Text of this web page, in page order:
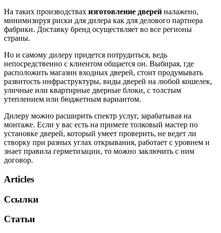
На таких производствах изготовление дверей налажено,
минимизируя риски для дилера как для делового партнера
фабрики. Доставку бренд осуществляет во все регионы
страны.
Но и самому дилеру придется потрудиться, ведь
непосредственно с клиентом общается он. Выбирая, где
расположить магазин входных дверей, стоит продумывать
развитость инфраструктуры, виды дверей на любой кошелек,
уличные или квартирные дверные блоки, с толстым
утеплением или бюджетным вариантом.
Дилеру можно расширить спектр услуг, зарабатывая на
монтаже. Если у вас есть на примете толковый мастер по
установке дверей, который умеет проверить, не ведет ли
створку при разных углах открывания, работает с уровнем и
знает правила герметизации, то можно заключить с ним
договор.
Articles
Ссылки
Статьи